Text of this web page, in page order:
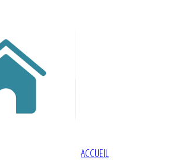
ACCUEIL